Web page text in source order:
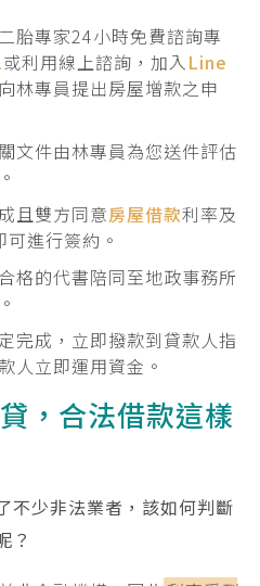
胎專家24小時免費諮詢專
或利用線上諮詢，加入Line
向林專員提出房屋增款之申
文件由林專員為您送件評估
且雙方同意房屋借款利率及
進行簽約。
格的代書陪同至地政事務所
完成，立即撥款到貸款人指
人立即運用資金。
，合法借款這樣
不少非法業者，該如何判斷
？